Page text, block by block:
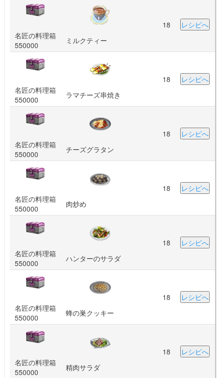
名匠の料理箱
550000
ミルクティー
18 レシピへ
名匠の料理箱
550000
ラマチーズ串焼き
18 レシピへ
名匠の料理箱
550000
チーズグラタン
18 レシピへ
名匠の料理箱
550000
肉炒め
18 レシピへ
名匠の料理箱
550000
ハンターのサラダ
18 レシピへ
名匠の料理箱
550000
蜂の巣クッキー
18 レシピへ
名匠の料理箱
550000
精肉サラダ
18 レシピへ